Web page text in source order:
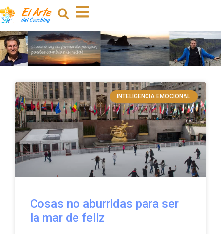
INTELIGENCIA EMOCIONAL
Cosas no aburridas para ser
la mar de feliz